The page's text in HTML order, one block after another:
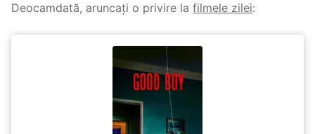
Deocamdată, aruncați o privire la filmele zilei: